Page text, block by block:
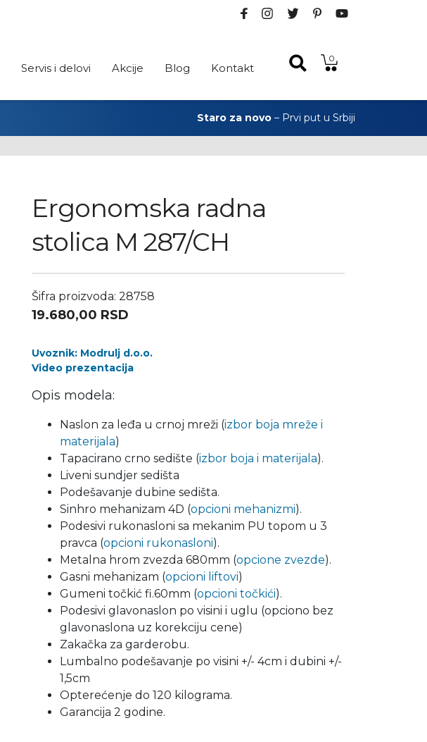
Servis i delovi Akcije Blog Kontakt
0
Staro za novo– Prvi put u Srbiji
Ergonomska radna
stolica M 287/CH
Šifra proizvoda: 28758
19.680,00 RSD
Uvoznik: Modrulj d.o.o.
Video prezentacija
Opis modela:
Naslon za leđa u crnoj mreži (izbor boja mreže i
materijala)
Tapacirano crno sedište (izbor boja i materijala).
Liveni sundjer sedišta
Podešavanje dubine sedišta.
Sinhro mehanizam 4D (opcioni mehanizmi).
Podesivi rukonasloni sa mekanim PU topom u 3
pravca (opcioni rukonasloni).
Metalna hrom zvezda 680mm (opcione zvezde).
Gasni mehanizam (opcioni liftovi)
Gumeni točkić fi.60mm (opcioni točkići).
Podesivi glavonaslon po visini i uglu (opciono bez
glavonaslona uz korekciju cene)
Zakačka za garderobu.
Lumbalno podešavanje po visini +/- 4cm i dubini +/-
1,5cm
Opterećenje do 120 kilograma.
Garancija 2 godine.